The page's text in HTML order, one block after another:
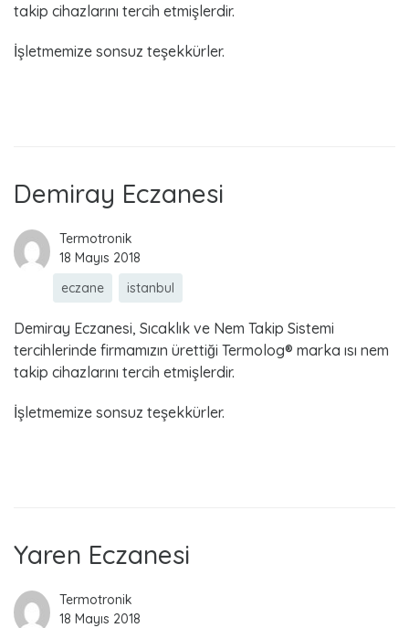
takip cihazlarını tercih etmişlerdir.
İşletmemize sonsuz teşekkürler.
Demiray Eczanesi
Termotronik
18 Mayıs 2018
eczane
istanbul
Demiray Eczanesi, Sıcaklık ve Nem Takip Sistemi
tercihlerinde firmamızın ürettiği Termolog® marka ısı nem
takip cihazlarını tercih etmişlerdir.
İşletmemize sonsuz teşekkürler.
Yaren Eczanesi
Termotronik
18 Mayıs 2018